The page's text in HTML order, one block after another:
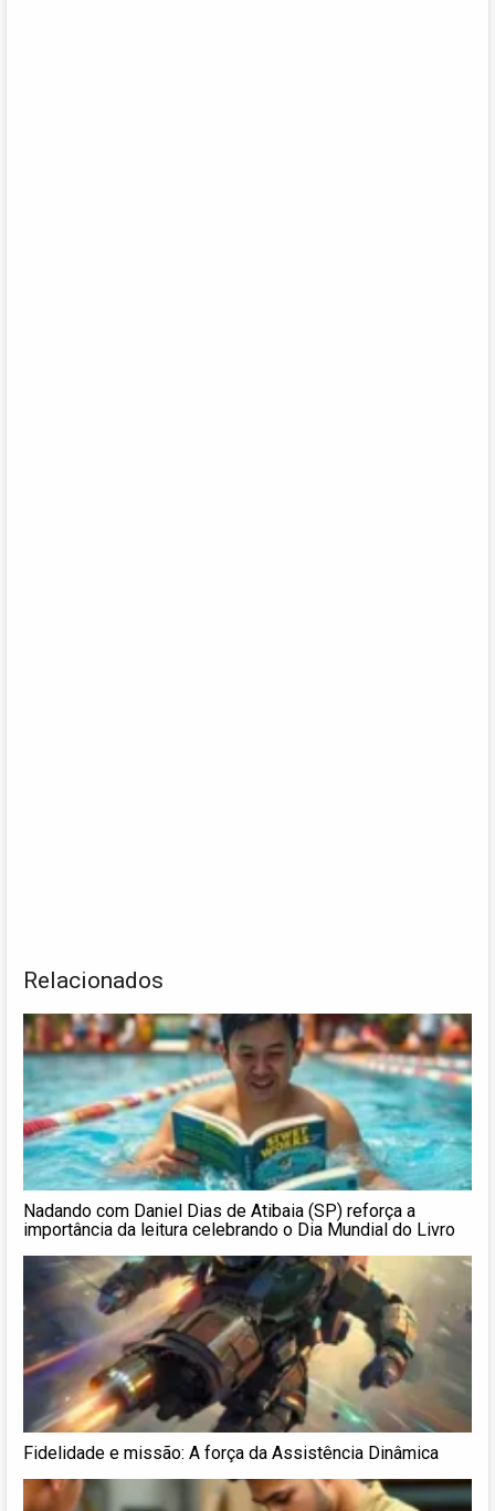
Relacionados
Nadando com Daniel Dias de Atibaia (SP) reforça a
importância da leitura celebrando o Dia Mundial do Livro
Fidelidade e missão: A força da Assistência Dinâmica